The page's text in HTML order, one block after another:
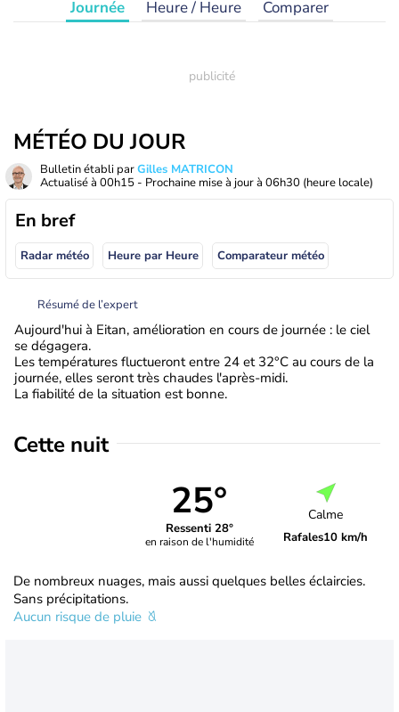
Journée Heure / Heure Comparer
MÉTÉO DU JOUR
Bulletin établi parGilles MATRICON
Actualisé à 00h15 - Prochaine mise à jour à 06h30 (heure locale)
En bref
Radar météo Heure par Heure Comparateur météo
Résumé de l’expert
Aujourd'hui à Eitan, amélioration en cours de journée : le ciel
se dégagera.
Les températures fluctueront entre 24 et 32°C au cours de la
journée, elles seront très chaudes l'après-midi.
La fiabilité de la situation est bonne.
Cette nuit
25°
Ressenti 28°
en raison de l'humidité
Calme
Rafales10 km/h
De nombreux nuages, mais aussi quelques belles éclaircies.
Sans précipitations.
Aucun risque de pluie